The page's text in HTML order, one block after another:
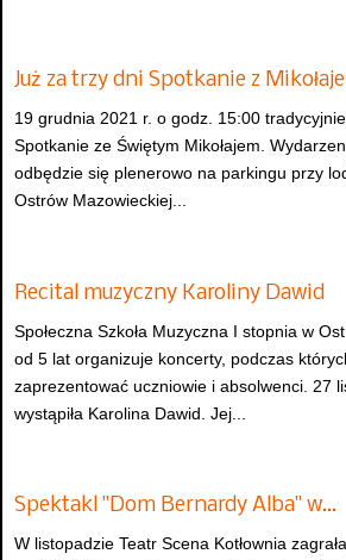
Już za trzy dni Spotkanie z
19 grudnia 2021 r. o godz. 15:00
Spotkanie ze Świętym Mikołajem.
odbędzie się plenerowo na parkingu przy
Ostrów Mazowieckiej...
Recital muzyczny Karoliny Dawid
Społeczna Szkoła Muzyczna I stopnia w
od 5 lat organizuje koncerty, podczas
zaprezentować uczniowie i absolwenci. 27
wystąpiła Karolina Dawid. Jej...
Spektakl "Dom Bernardy Alba" w…
W listopadzie Teatr Scena Kotłownia